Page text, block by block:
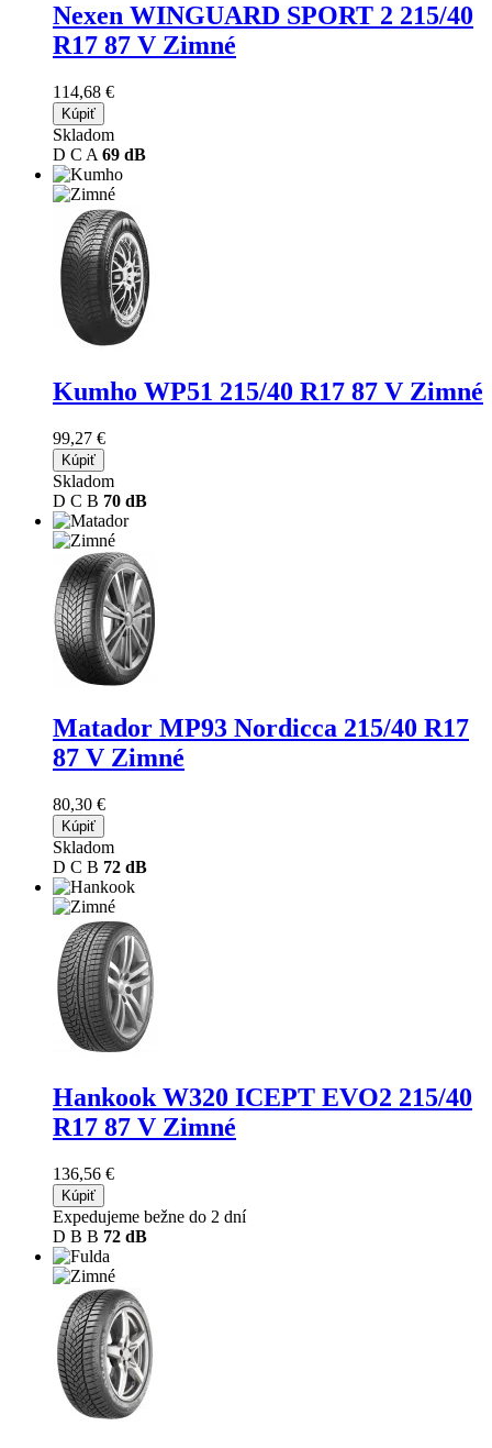
Nexen WINGUARD SPORT 2 215/40
R17 87 V Zimné
114,68 €
Kúpiť
Skladom
D C A 69 dB
Kumho WP51 215/40 R17 87 V Zimné
99,27 €
Kúpiť
Skladom
D C B 70 dB
Matador MP93 Nordicca 215/40 R17
87 V Zimné
80,30 €
Kúpiť
Skladom
D C B 72 dB
Hankook W320 ICEPT EVO2 215/40
R17 87 V Zimné
136,56 €
Kúpiť
Expedujeme bežne do 2 dní
D B B 72 dB